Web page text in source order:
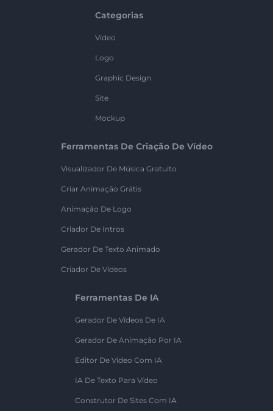
Categorias
Vídeo
Logo
Graphic Design
Site
Mockup
Ferramentas De Criação De Vídeo
Visualizador De Música Gratuito
Criar Animação Grátis
Animação De Logo
Criador De Intros
Gerador De Texto Animado
Criador De Vídeos
Ferramentas De IA
Gerador De Vídeos De IA
Gerador De Animação Por IA
Editor De Vídeo Com IA
IA De Texto Para Vídeo
Construtor De Sites Com IA